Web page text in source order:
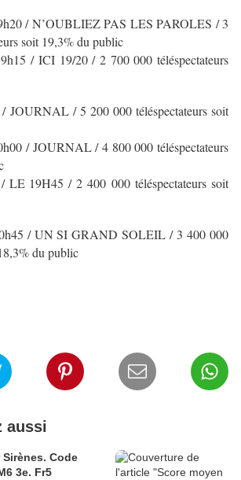
/ N’OUBLIEZ PAS LES PAROLES / 3
soit 19,3% du public
/ ICI 19/20 / 2 700 000 téléspectateurs
/ JOURNAL / 5 200 000 téléspectateurs soit
/ JOURNAL / 4 800 000 téléspectateurs
LE 19H45 / 2 400 000 téléspectateurs soit
/ UN SI GRAND SOLEIL / 3 400 000
du public
aussi
Code
3e. Fr5